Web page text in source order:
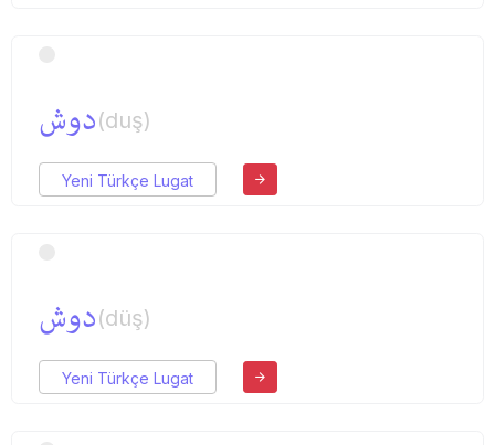
دوش(duş)
Yeni Türkçe Lugat
دوش(düş)
Yeni Türkçe Lugat